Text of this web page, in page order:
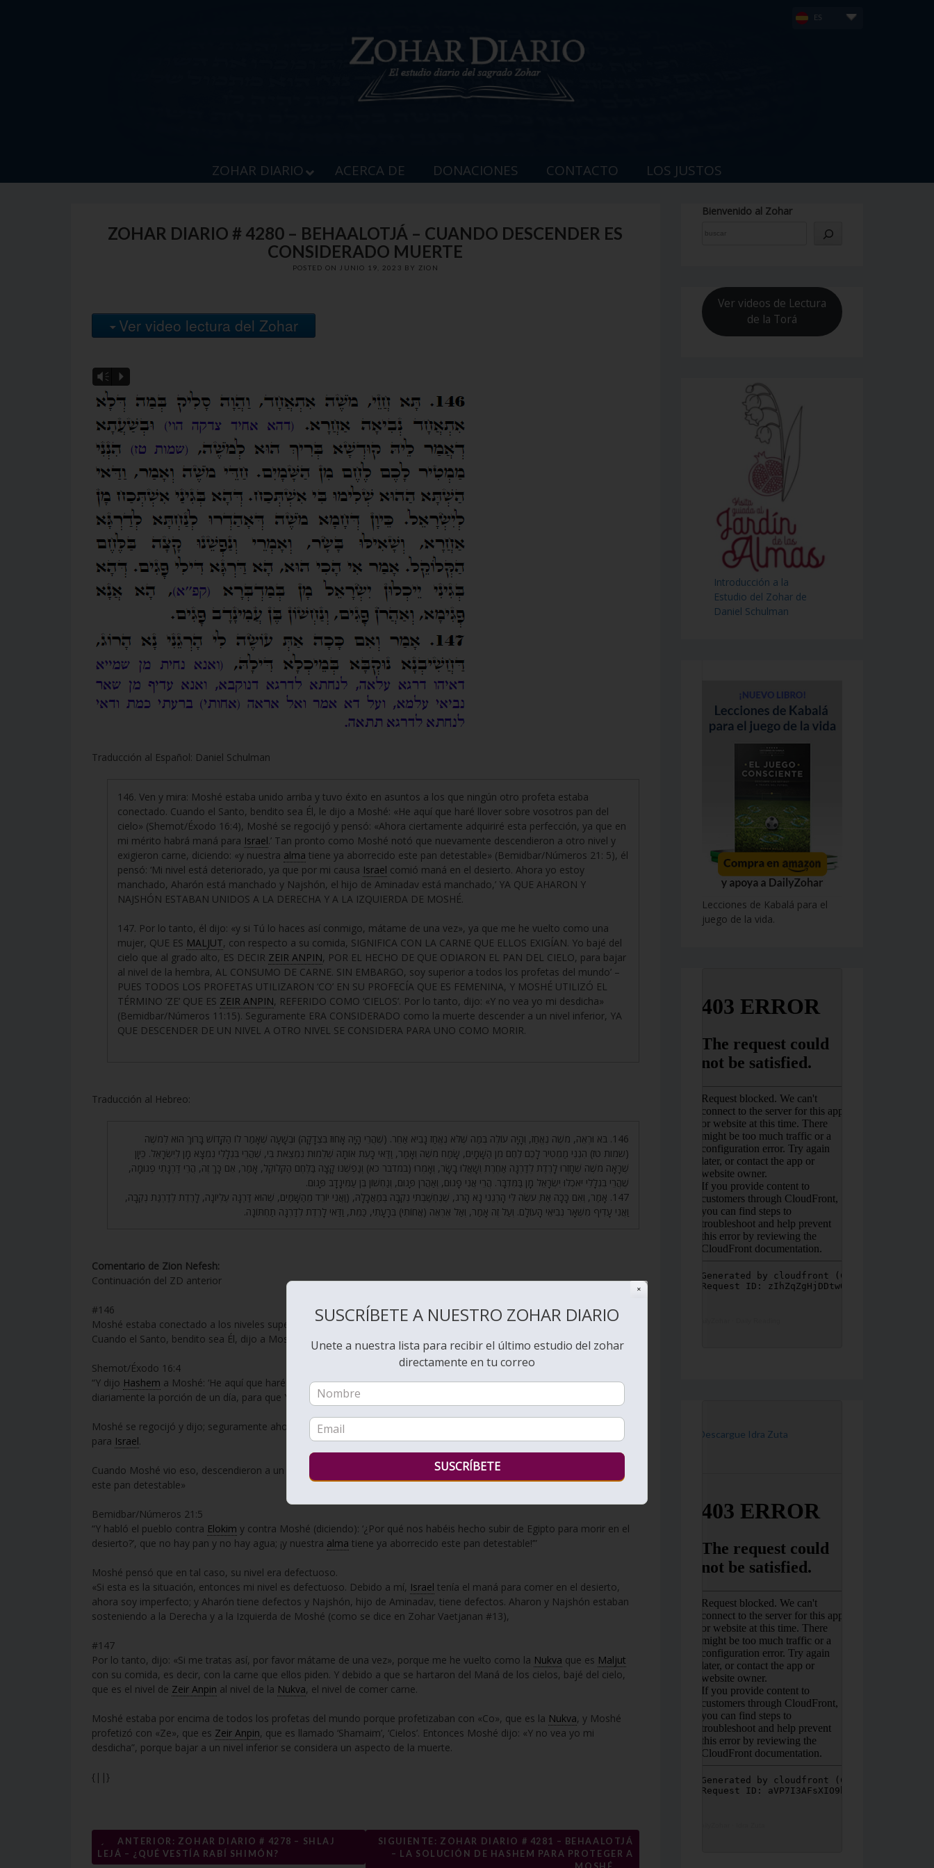
ES
ZOHAR DIARIO ACERCA DE DONACIONES CONTACTO LOS JUSTOS
ZOHAR DIARIO # 4280 – BEHAALOTJÁ – CUANDO DESCENDER ES
CONSIDERADO MUERTE
POSTED ON JUNIO 19, 2023 BY ZION
Ver video lectura del Zohar
Vm P
Traducción al Español: Daniel Schulman
146. Ven y mira: Moshé estaba unido arriba y tuvo éxito en asuntos a los que ningún otro profeta estaba
conectado. Cuando el Santo, bendito sea Él, le dijo a Moshé: «He aquí que haré llover sobre vosotros pan del
cielo» (Shemot/Éxodo 16:4), Moshé se regocijó y pensó: «Ahora ciertamente adquiriré esta perfección, ya que en
mi mérito habrá maná para Israel.’ Tan pronto como Moshé notó que nuevamente descendieron a otro nivel y
exigieron carne, diciendo: «y nuestra alma tiene ya aborrecido este pan detestable» (Bemidbar/Números 21: 5), él
pensó: ‘Mi nivel está deteriorado, ya que por mi causa Israel comió maná en el desierto. Ahora yo estoy
manchado, Aharón está manchado y Najshón, el hijo de Aminadav está manchado,’ YA QUE AHARON Y
NAJSHÓN ESTABAN UNIDOS A LA DERECHA Y A LA IZQUIERDA DE MOSHÉ.
147. Por lo tanto, él dijo: «y si Tú lo haces así conmigo, mátame de una vez», ya que me he vuelto como una
mujer, QUE ES MALJUT, con respecto a su comida, SIGNIFICA CON LA CARNE QUE ELLOS EXIGÍAN. Yo bajé del
cielo que al grado alto, ES DECIR ZEIR ANPIN, POR EL HECHO DE QUE ODIARON EL PAN DEL CIELO, para bajar
al nivel de la hembra, AL CONSUMO DE CARNE. SIN EMBARGO, soy superior a todos los profetas del mundo’ –
PUES TODOS LOS PROFETAS UTILIZARON ‘CO’ EN SU PROFECÍA QUE ES FEMENINA, Y MOSHÉ UTILIZÓ EL
TÉRMINO ‘ZE’ QUE ES ZEIR ANPIN, REFERIDO COMO ‘CIELOS’. Por lo tanto, dijo: «Y no vea yo mi desdicha»
(Bemidbar/Números 11:15). Seguramente ERA CONSIDERADO como la muerte descender a un nivel inferior, YA
QUE DESCENDER DE UN NIVEL A OTRO NIVEL SE CONSIDERA PARA UNO COMO MORIR.
Traducción al Hebreo:
146. בֹּא וּרְאֵה, מֹשֶׁה נֶאֱחַז, וְהָיָה עוֹלֶה בְּמַה שֶּׁלֹּא נֶאֱחַז נָבִיא אַחֵר. (שֶׁהֲרֵי הָיָה אָחוּז בִּצְדָקָה) וּבְשָׁעָה שֶׁאָמַר לוֹ הַקָּדוֹשׁ בָּרוּךְ הוּא לְמֹשֶׁה
(שמות טז) הִנְנִי מַמְטִיר לָכֶם לֶחֶם מִן הַשָּׁמָיִם, שָׂמַח מֹשֶׁה וְאָמַר, וַדַּאי כָּעֵת אוֹתָהּ שְׁלֵמוּת נִמְצֵאת בִּי, שֶׁהֲרֵי בִּגְלָלִי נִמְצָא מָן לְיִשְׂרָאֵל. כֵּיוָן
שֶׁרָאָה מֹשֶׁה שֶׁחָזְרוּ לָרֶדֶת לְדַרְגָּה אַחֶרֶת וְשָׁאֲלוּ בָשָׂר, וְאָמְרוּ (במדבר כא) וְנַפְשֵׁנוּ קָצָה בַּלֶּחֶם הַקְּלוֹקֵל, אָמַר, אִם כָּךְ זֶה, הֲרֵי דַּרְגָּתִי פְגוּמָה,
שֶׁהֲרֵי בִּגְלָלִי יֹאכְלוּ יִשְׂרָאֵל מָן בַּמִּדְבָּר. הֲרֵי אֲנִי פָגוּם, וְאַהֲרֹן פָּגוּם, וְנַחְשׁוֹן בֶּן עַמִּינָדָב פָּגוּם.
147. אָמַר, וְאִם כָּכָה אַתְּ עֹשֶׂה לִּי הָרְגֵנִי נָא הָרֹג, שֶׁנֶּחְשַׁבְתִּי נְקֵבָה בְּמַאֲכָלָהּ, (וַאֲנִי יוֹרֵד מֵהַשָּׁמַיִם, שֶׁהוּא דַּרְגָּה עֶלְיוֹנָה, לָרֶדֶת לְדַרְגַּת נְקֵבָה,
וַאֲנִי עָדִיף מִשְּׁאָר נְבִיאֵי הָעוֹלָם. וְעַל זֶה אָמַר, וְאַל אֶרְאֶה (אֲחוֹתִי) בְּרָעָתִי, כַּמֵּת, וַדַּאי לָרֶדֶת לְדַרְגָּה תַחְתּוֹנָה.
Comentario de Zion Nefesh:
Continuación del ZD anterior
#146
Moshé estaba conectado a los niveles superiores y podía ascender y conectarse en lo que ningún otro profeta podía.
Cuando el Santo, bendito sea Él, dijo a Moshé:
Shemot/Éxodo 16:4
“Y dijo Hashem a Moshé: ‘He aquí que haré llover sobre vosotros pan desde el cielo; y saldrá el pueblo y recogerá
diariamente la porción de un día, para que Yo lo pruebe, si anda en Mi ley o no”
Moshé se regocijó y dijo; seguramente ahora, esta perfección se hallará en mí porque, gracias a mí, desciende el Maná
para Israel.
Cuando Moshé vio eso, descendieron a un nivel más bajo y pidieron carne, diciendo: «Nuestra
este pan detestable»
Bemidbar/Números 21:5
“Y habló el pueblo contra Elokim y contra Moshé (diciendo): ‘¿Por qué nos habéis hecho subir de Egipto para morir en el
desierto?’, que no hay pan y no hay agua; ¡y nuestra alma tiene ya aborrecido este pan detestable!’”
Moshé pensó que en tal caso, su nivel era defectuoso.
«Si esta es la situación, entonces mi nivel es defectuoso. Debido a mí, Israel tenía el maná para comer en el desierto,
ahora soy imperfecto; y Aharón tiene defectos y Najshón, hijo de Aminadav, tiene defectos. Aharon y Najshón estaban
sosteniendo a la Derecha y a la Izquierda de Moshé (como se dice en Zohar Vaetjanan #13),
#147
Por lo tanto, dijo: «Si me tratas así, por favor mátame de una vez», porque me he vuelto como la Nukva que es Maljut
con su comida, es decir, con la carne que ellos piden. Y debido a que se hartaron del Maná de los cielos, bajé del cielo,
que es el nivel de Zeir Anpin al nivel de la Nukva, el nivel de comer carne.
Moshé estaba por encima de todos los profetas del mundo porque profetizaban con «Co», que es la Nukva, y Moshé
profetizó con «Ze», que es Zeir Anpin, que es llamado ‘Shamaim’, ‘Cielos’. Entonces Moshé dijo: «Y no vea yo mi
desdicha”, porque bajar a un nivel inferior se considera un aspecto de la muerte.
{||}
Navegación
←
ANTERIOR: ZOHAR DIARIO # 4278 – SHLAJ
LEJÁ – ¿QUÉ VESTÍA RABÍ SHIMÓN?
SIGUIENTE: ZOHAR DIARIO # 4281 – BEHAALOTJÁ
– LA SOLUCIÓN DE HASHEM PARA PROTEGER A
Bienvenido al Zohar
Ver videos de Lectura
de la Torá
Introducción a la
Estudio del Zohar de
Daniel Schulman
Lecciones de Kabalá para el
juego de la vida.
[Descargue Idra Zuta
✕
SUSCRÍBETE A NUESTRO ZOHAR DIARIO
Unete a nuestra lista para recibir el último estudio del zohar
directamente en tu correo